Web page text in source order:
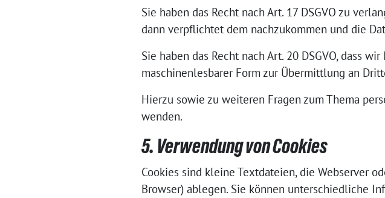
Sie haben das Recht nach Art. 17 DSGVO zu
dann verpflichtet dem nachzukommen und die
Sie haben das Recht nach Art. 20 DSGVO, dass
maschinenlesbarer Form zur Übermittlung an
Hierzu sowie zu weiteren Fragen zum Thema
wenden.
5. Verwendung von Cookies
Cookies sind kleine Textdateien, die Webserver
Browser) ablegen. Sie können unterschiedliche